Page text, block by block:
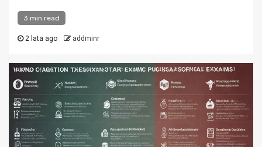
3 min read
2 lata ago addminr